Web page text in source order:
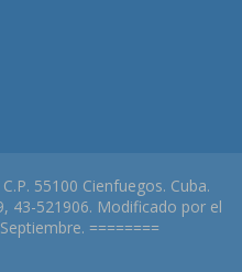
55100 Cienfuegos. Cuba.
43-521906. Modificado por el
========